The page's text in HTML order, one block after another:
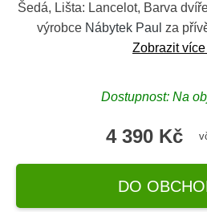
Šedá, Lišta: Lancelot, Barva
výrobce Nábytek Paul za
Zobrazit
Dostupnost: Na
4 390 Kč
DO